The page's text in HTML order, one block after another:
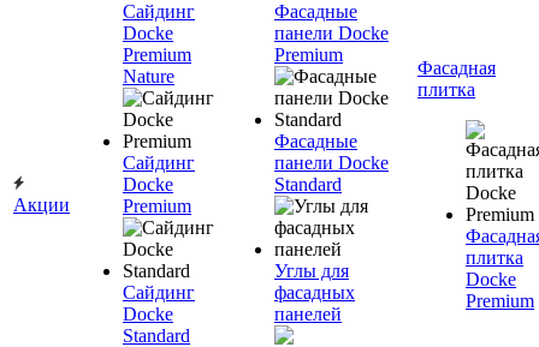
Акции
Сайдинг
Docke
Premium
Nature
Сайдинг
Docke
Premium
Сайдинг
Docke
Standard
Фасадные
панели Docke
Premium
Фасадные
панели Docke
Standard
Углы для
фасадных
панелей
Фасадная
плитка
плитка
Docke
Premium